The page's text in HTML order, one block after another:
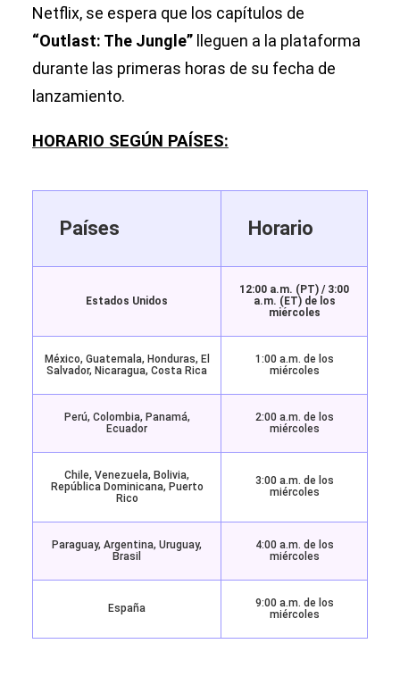
Netflix, se espera que los capítulos de
“Outlast: The Jungle” lleguen a la plataforma
durante las primeras horas de su fecha de
lanzamiento.
HORARIO SEGÚN PAÍSES:
Países Horario
Estados Unidos
12:00 a.m. (PT) / 3:00
a.m. (ET) de los
miércoles
México, Guatemala, Honduras, El
Salvador, Nicaragua, Costa Rica
1:00 a.m. de los
miércoles
Perú, Colombia, Panamá,
Ecuador
2:00 a.m. de los
miércoles
Chile, Venezuela, Bolivia,
República Dominicana, Puerto
Rico
3:00 a.m. de los
miércoles
Paraguay, Argentina, Uruguay,
Brasil
4:00 a.m. de los
miércoles
España
9:00 a.m. de los
miércoles